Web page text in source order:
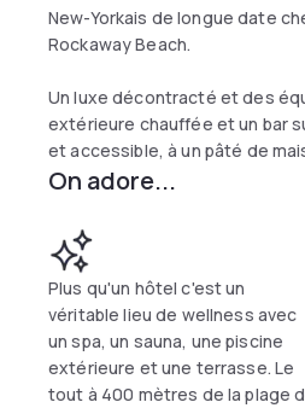
New-Yorkais de longue date
Rockaway Beach.
Un luxe décontracté et des
extérieure chauffée et un bar
et accessible, à un pâté de
On adore...
Plus qu'un hôtel c'est un
véritable lieu de wellness avec
un spa, un sauna, une piscine
extérieure et une terrasse. Le
tout à 400 mètres de la plage